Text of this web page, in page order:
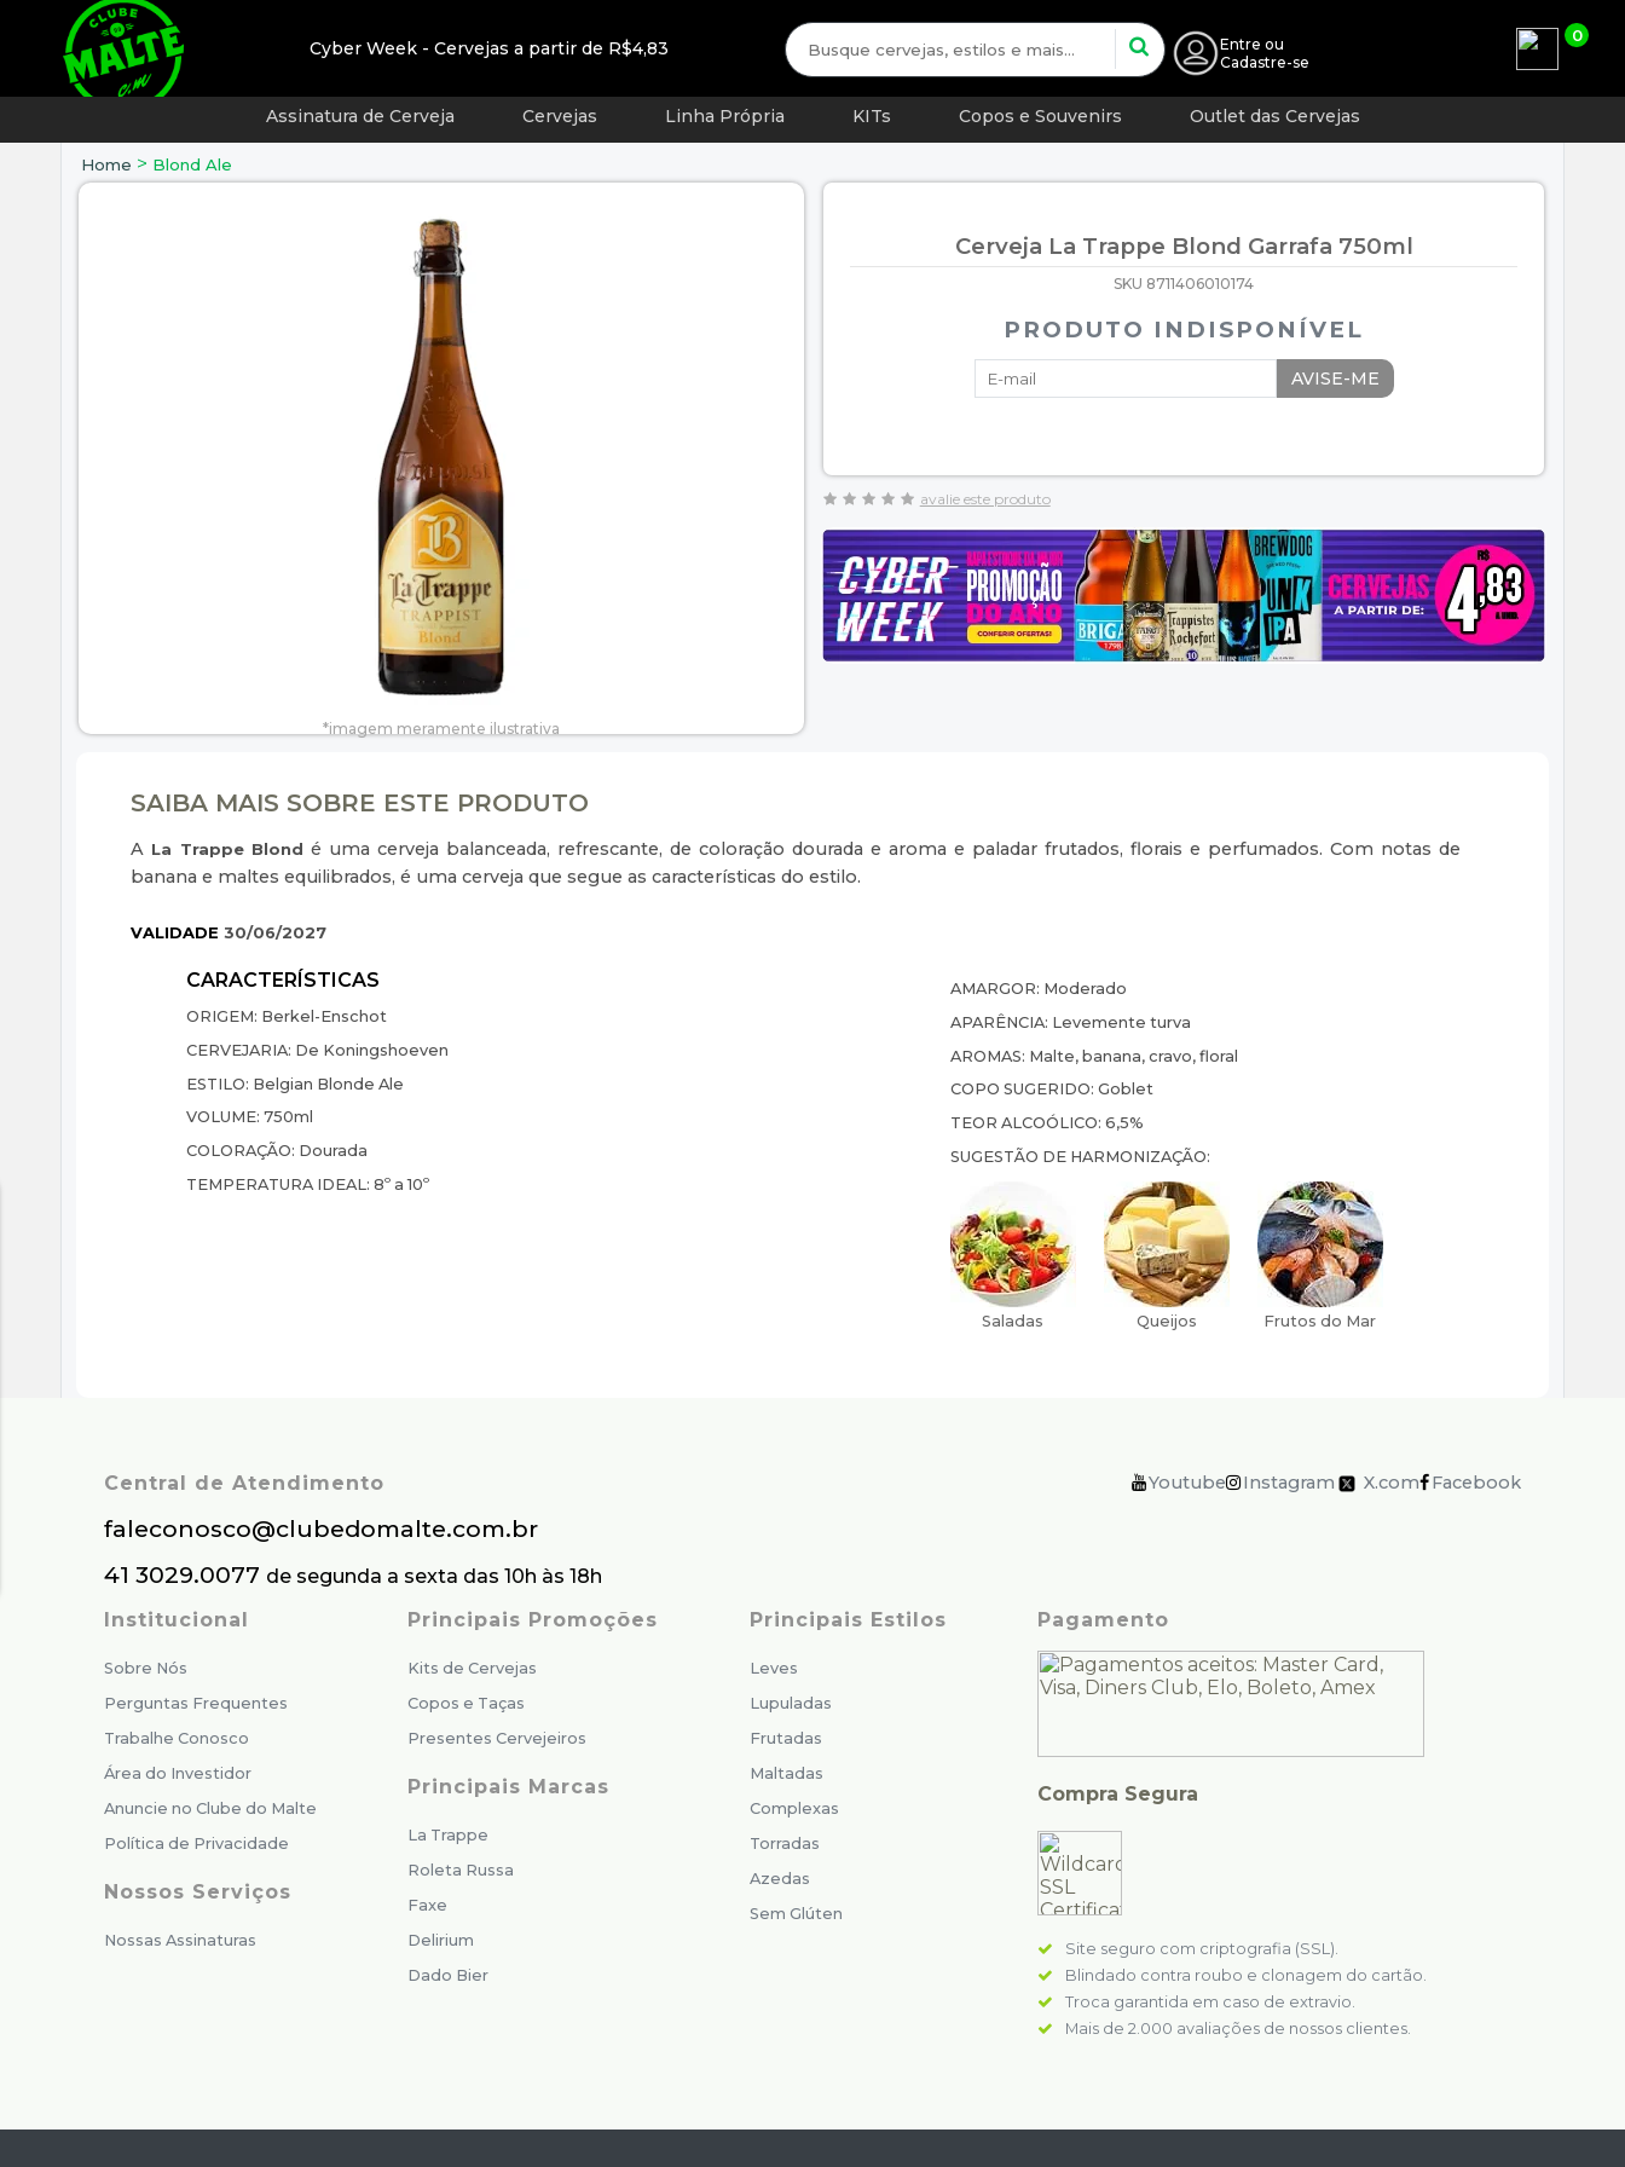
Cyber Week - Cervejas a partir de R$4,83 Entre ou
Cadastre-se
0
Assinatura de Cerveja Cervejas Linha Própria KITs Copos e Souvenirs Outlet das Cervejas
Home > Blond Ale
Cerveja La Trappe Blond Garrafa 750ml
SKU 8711406010174
PRODUTO INDISPONÍVEL
AVISE-ME
avalie este produto
SAIBA MAIS SOBRE ESTE PRODUTO
A La Trappe Blond é uma cerveja balanceada, refrescante, de coloração dourada e aroma e paladar frutados, florais e perfumados. Com notas de
banana e maltes equilibrados, é uma cerveja que segue as características do estilo.
VALIDADE30/06/2027
ORIGEM: Berkel-Enschot
CERVEJARIA: De Koningshoeven
ESTILO: Belgian Blonde Ale
VOLUME: 750ml
COLORAÇÃO: Dourada
TEMPERATURA IDEAL: 8º a 10º
AMARGOR: Moderado
APARÊNCIA: Levemente turva
AROMAS: Malte, banana, cravo, floral
COPO SUGERIDO: Goblet
TEOR ALCOÓLICO: 6,5%
SUGESTÃO DE HARMONIZAÇÃO:
Central de Atendimento
faleconosco@clubedomalte.com.br
41 3029.0077 de segunda a sexta das 10h às 18h
Youtube Instagram X.com Facebook
Institucional
Sobre Nós
Perguntas Frequentes
Trabalhe Conosco
Área do Investidor
Anuncie no Clube do Malte
Política de Privacidade
Nossos Serviços
Nossas Assinaturas
Principais Promoções
Kits de Cervejas
Copos e Taças
Presentes Cervejeiros
Principais Marcas
La Trappe
Roleta Russa
Faxe
Delirium
Dado Bier
Principais Estilos
Leves
Lupuladas
Frutadas
Maltadas
Complexas
Torradas
Azedas
Sem Glúten
Pagamento
Compra Segura
Site seguro com criptografia (SSL).
Blindado contra roubo e clonagem do cartão.
Troca garantida em caso de extravio.
Mais de 2.000 avaliações de nossos clientes.